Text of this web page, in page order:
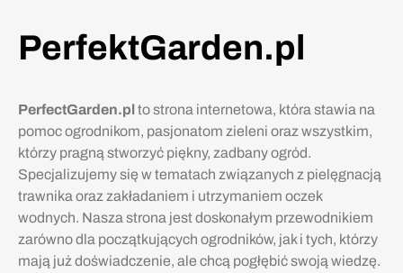
PerfektGarden.pl
PerfectGarden.pl to strona internetowa, która stawia na
pomoc ogrodnikom, pasjonatom zieleni oraz wszystkim,
którzy pragną stworzyć piękny, zadbany ogród.
Specjalizujemy się w tematach związanych z pielęgnacją
trawnika oraz zakładaniem i utrzymaniem oczek
wodnych. Nasza strona jest doskonałym przewodnikiem
zarówno dla początkujących ogrodników, jak i tych, którzy
mają już doświadczenie, ale chcą pogłębić swoją wiedzę.